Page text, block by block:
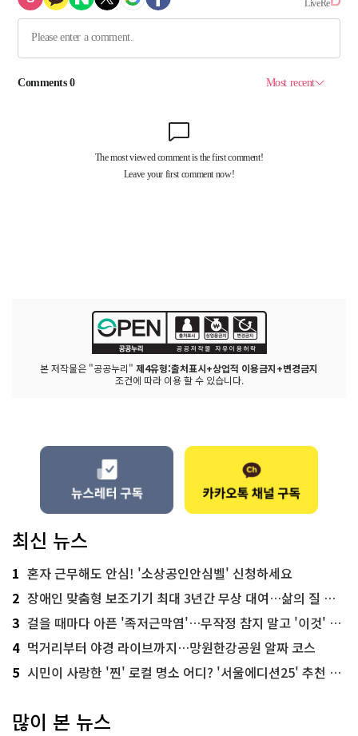
본 저작물은 "공공누리" 제4유형:출처표시+상업적 이용금지+변경금지
조건에 따라 이용 할 수 있습니다.
최신 뉴스
1 혼자 근무해도 안심! '소상공인안심벨' 신청하세요
2 장애인 맞춤형 보조기기 최대 3년간 무상 대여…삶의 질 높인다
3 걸을 때마다 아픈 '족저근막염'…무작정 참지 말고 '이것' 해보세요!
4 먹거리부터 야경 라이브까지…망원한강공원 알짜 코스
5 시민이 사랑한 '찐' 로컬 명소 어디? '서울에디션25' 추천 코스
많이 본 뉴스